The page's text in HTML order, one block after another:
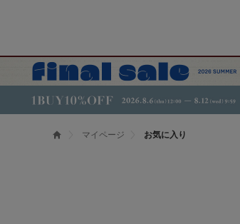
マイページ お気に入り